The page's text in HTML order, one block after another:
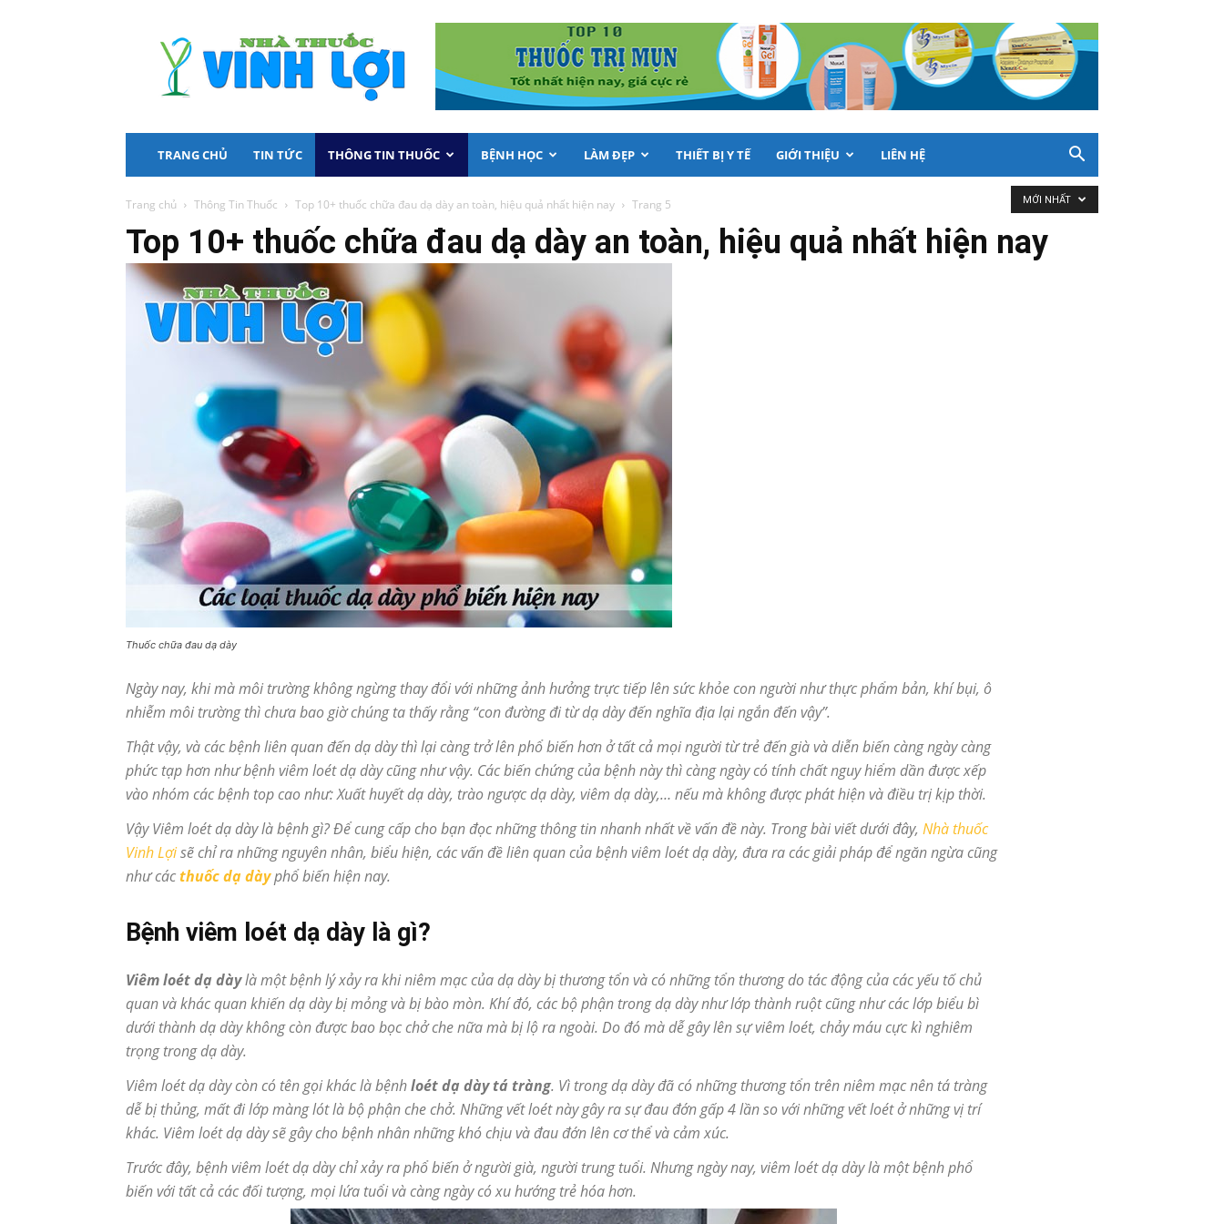
Nhà
Thuốc
Vinh
Lợi
TRANG CHỦ TIN TỨC THÔNG TIN THUỐC BỆNH HỌC LÀM ĐẸP THIẾT BỊ Y TẾ GIỚI THIỆU LIÊN HỆ
Trang chủ Thông Tin Thuốc Top 10+ thuốc chữa đau dạ dày an toàn, hiệu quả nhất hiện nay Trang 5
Top 10+ thuốc chữa đau dạ dày an toàn, hiệu quả nhất hiện nay
Thuốc chữa đau dạ dày
Ngày nay, khi mà môi trường không ngừng thay đổi với những ảnh hưởng trực tiếp lên sức khỏe con người như thực phẩm bản, khí bụi, ô
nhiễm môi trường thì chưa bao giờ chúng ta thấy rằng “con đường đi từ dạ dày đến nghĩa địa lại ngắn đến vậy”.
Thật vậy, và các bệnh liên quan đến dạ dày thì lại càng trở lên phổ biến hơn ở tất cả mọi người từ trẻ đến già và diễn biến càng ngày càng
phức tạp hơn như bệnh viêm loét dạ dày cũng như vậy. Các biến chứng của bệnh này thì càng ngày có tính chất nguy hiểm dần được xếp
vào nhóm các bệnh top cao như: Xuất huyết dạ dày, trào ngược dạ dày, viêm dạ dày,… nếu mà không được phát hiện và điều trị kịp thời.
Vậy Viêm loét dạ dày là bệnh gì? Để cung cấp cho bạn đọc những thông tin nhanh nhất về vấn đề này. Trong bài viết dưới đây, Nhà thuốc
Vinh Lợisẽ chỉ ra những nguyên nhân, biểu hiện, các vấn đề liên quan của bệnh viêm loét dạ dày, đưa ra các giải pháp để ngăn ngừa cũng
như cácthuốc dạ dàyphổ biến hiện nay.
Bệnh viêm loét dạ dày là gì?
Viêm loét dạ dàylà một bệnh lý xảy ra khi niêm mạc của dạ dày bị thương tổn và có những tổn thương do tác động của các yếu tố chủ
quan và khác quan khiến dạ dày bị mỏng và bị bào mòn. Khí đó, các bộ phận trong dạ dày như lớp thành ruột cũng như các lớp biểu bì
dưới thành dạ dày không còn được bao bọc chở che nữa mà bị lộ ra ngoài. Do đó mà dễ gây lên sự viêm loét, chảy máu cực kì nghiêm
trọng trong dạ dày.
Viêm loét dạ dày còn có tên gọi khác là bệnhloét dạ dày tá tràng. Vì trong dạ dày đã có những thương tổn trên niêm mạc nên tá tràng
dễ bị thủng, mất đi lớp màng lót là bộ phận che chở. Những vết loét này gây ra sự đau đớn gấp 4 lần so với những vết loét ở những vị trí
khác. Viêm loét dạ dày sẽ gây cho bệnh nhân những khó chịu và đau đớn lên cơ thể và cảm xúc.
Trước đây, bệnh viêm loét dạ dày chỉ xảy ra phổ biến ở người già, người trung tuổi. Nhưng ngày nay, viêm loét dạ dày là một bệnh phổ
biến với tất cả các đối tượng, mọi lứa tuổi và càng ngày có xu hướng trẻ hóa hơn.
MỚI NHẤT